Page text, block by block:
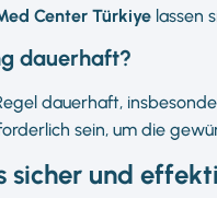
Center Türkiye lassen
dauerhaft?
dauerhaft,
sein, um die
sicher und